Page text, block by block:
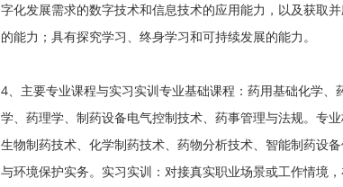
字化发展需求的数字技术和信息技术的应用能力，以及获取
的能力；具有探究学习、终身学习和可持续发展的能力。
4、主要专业课程与实习实训专业基础课程：药用基础化学
学、药理学、制药设备电气控制技术、药事管理与法规。专
生物制药技术、化学制药技术、药物分析技术、智能制药设
与环境保护实务。实习实训：对接真实职业场景或工作情境